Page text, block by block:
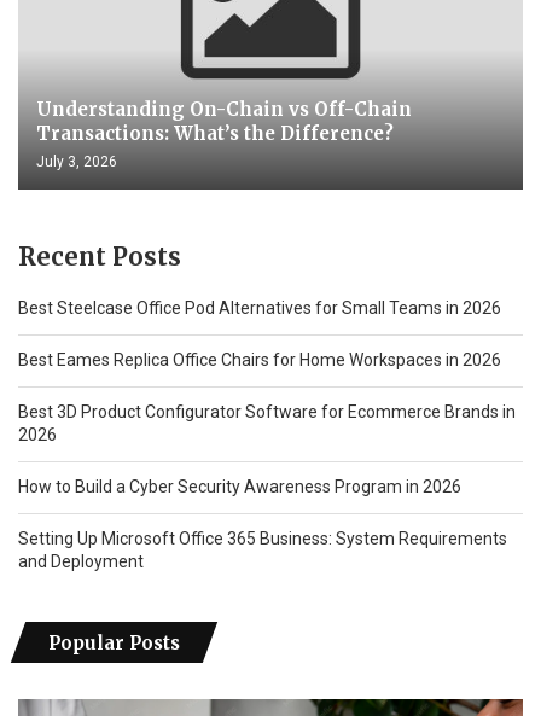
Understanding On-Chain vs Off-Chain
Transactions: What’s the Difference?
July 3, 2026
Recent Posts
Best Steelcase Office Pod Alternatives for Small Teams in 2026
Best Eames Replica Office Chairs for Home Workspaces in 2026
Best 3D Product Configurator Software for Ecommerce Brands in
2026
How to Build a Cyber Security Awareness Program in 2026
Setting Up Microsoft Office 365 Business: System Requirements
and Deployment
Popular Posts